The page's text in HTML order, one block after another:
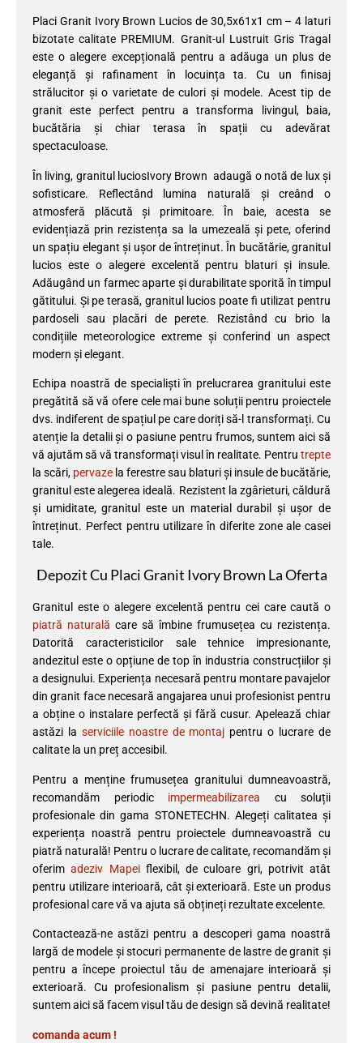
Placi Granit Ivory Brown Lucios de 30,5x61x1 cm – 4 laturi
bizotate calitate PREMIUM. Granit-ul Lustruit Gris Tragal
este o alegere excepțională pentru a adăuga un plus de
eleganță și rafinament în locuința ta. Cu un finisaj
strălucitor și o varietate de culori și modele. Acest tip de
granit este perfect pentru a transforma livingul, baia,
bucătăria și chiar terasa în spații cu adevărat
spectaculoase.
În living, granitul luciosIvory Brown adaugă o notă de lux și
sofisticare. Reflectând lumina naturală și creând o
atmosferă plăcută și primitoare. În baie, acesta se
evidențiază prin rezistența sa la umezeală și pete, oferind
un spațiu elegant și ușor de întreținut. În bucătărie, granitul
lucios este o alegere excelentă pentru blaturi și insule.
Adăugând un farmec aparte și durabilitate sporită în timpul
gătitului. Și pe terasă, granitul lucios poate fi utilizat pentru
pardoseli sau placări de perete. Rezistând cu brio la
condițiile meteorologice extreme și conferind un aspect
modern și elegant.
Echipa noastră de specialiști în prelucrarea granitului este
pregătită să vă ofere cele mai bune soluții pentru proiectele
dvs. indiferent de spațiul pe care doriți să-l transformați. Cu
atenție la detalii și o pasiune pentru frumos, suntem aici să
vă ajutăm să vă transformați visul în realitate. Pentru trepte
la scări, pervaze la ferestre sau blaturi și insule de bucătărie,
granitul este alegerea ideală. Rezistent la zgârieturi, căldură
și umiditate, granitul este un material durabil și ușor de
întreținut. Perfect pentru utilizare în diferite zone ale casei
tale.
Depozit Cu Placi Granit Ivory Brown La Oferta
Granitul este o alegere excelentă pentru cei care caută o
piatră naturală care să îmbine frumusețea cu rezistența.
Datorită caracteristicilor sale tehnice impresionante,
andezitul este o opțiune de top în industria construcțiilor și
a designului. Experiența necesară pentru montare pavajelor
din granit face necesară angajarea unui profesionist pentru
a obține o instalare perfectă și fără cusur. Apelează chiar
astăzi la serviciile noastre de montaj pentru o lucrare de
calitate la un preț accesibil.
Pentru a menține frumusețea granitului dumneavoastră,
recomandăm periodic impermeabilizarea cu soluții
profesionale din gama STONETECHN. Alegeți calitatea și
experiența noastră pentru proiectele dumneavoastră cu
piatră naturală! Pentru o lucrare de calitate, recomandăm și
oferimadeziv Mapeiflexibil, de culoare gri, potrivit atât
pentru utilizare interioară, cât și exterioară. Este un produs
profesional care vă va ajuta să obțineți rezultate excelente.
Contactează-ne astăzi pentru a descoperi gama noastră
largă de modele și stocuri permanente de lastre de granit și
pentru a începe proiectul tău de amenajare interioară și
exterioară. Cu profesionalism și pasiune pentru detalii,
suntem aici să facem visul tău de design să devină realitate!
comanda acum !